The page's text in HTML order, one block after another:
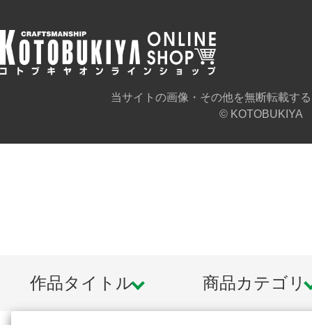
当サイトの画像・その他を無断転載す
© KOTOBUKIYA
作品タイトル 商品カテゴリ